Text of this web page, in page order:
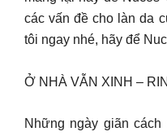
các vấn đề cho làn da
tôi ngay nhé, hãy để
Ở NHÀ VẪN XINH –
Những ngày giãn